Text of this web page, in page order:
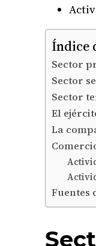
Índice
Sector
Sector
Sector
El
La
Fuentes